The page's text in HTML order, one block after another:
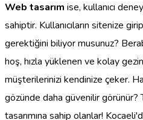
Web tasarım ise, kullanıcı
sahiptir. Kullanıcıların sitenize
gerektiğini biliyor musunuz?
hoş, hızla yüklenen ve kolay
müşterilerinizi kendinize çeker.
gözünde daha güvenilir
tasarımına sahip olanlar!